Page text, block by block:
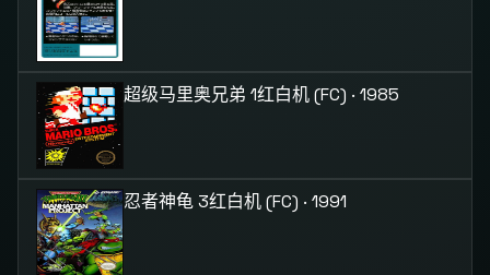
超级马里奥兄弟 1红白机 (FC) · 1985
忍者神龟 3红白机 (FC) · 1991